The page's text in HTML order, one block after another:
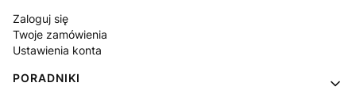
Zaloguj się
Twoje zamówienia
Ustawienia konta
PORADNIKI